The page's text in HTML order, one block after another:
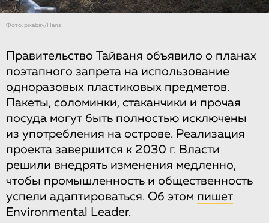
Фото: pixabay/Hans
Правительство Тайваня объявило о планах
поэтапного запрета на использование
одноразовых пластиковых предметов.
Пакеты, соломинки, стаканчики и прочая
посуда могут быть полностью исключены
из употребления на острове. Реализация
проекта завершится к 2030 г. Власти
решили внедрять изменения медленно,
чтобы промышленность и общественность
успели адаптироваться. Об этом пишет
Environmental Leader.